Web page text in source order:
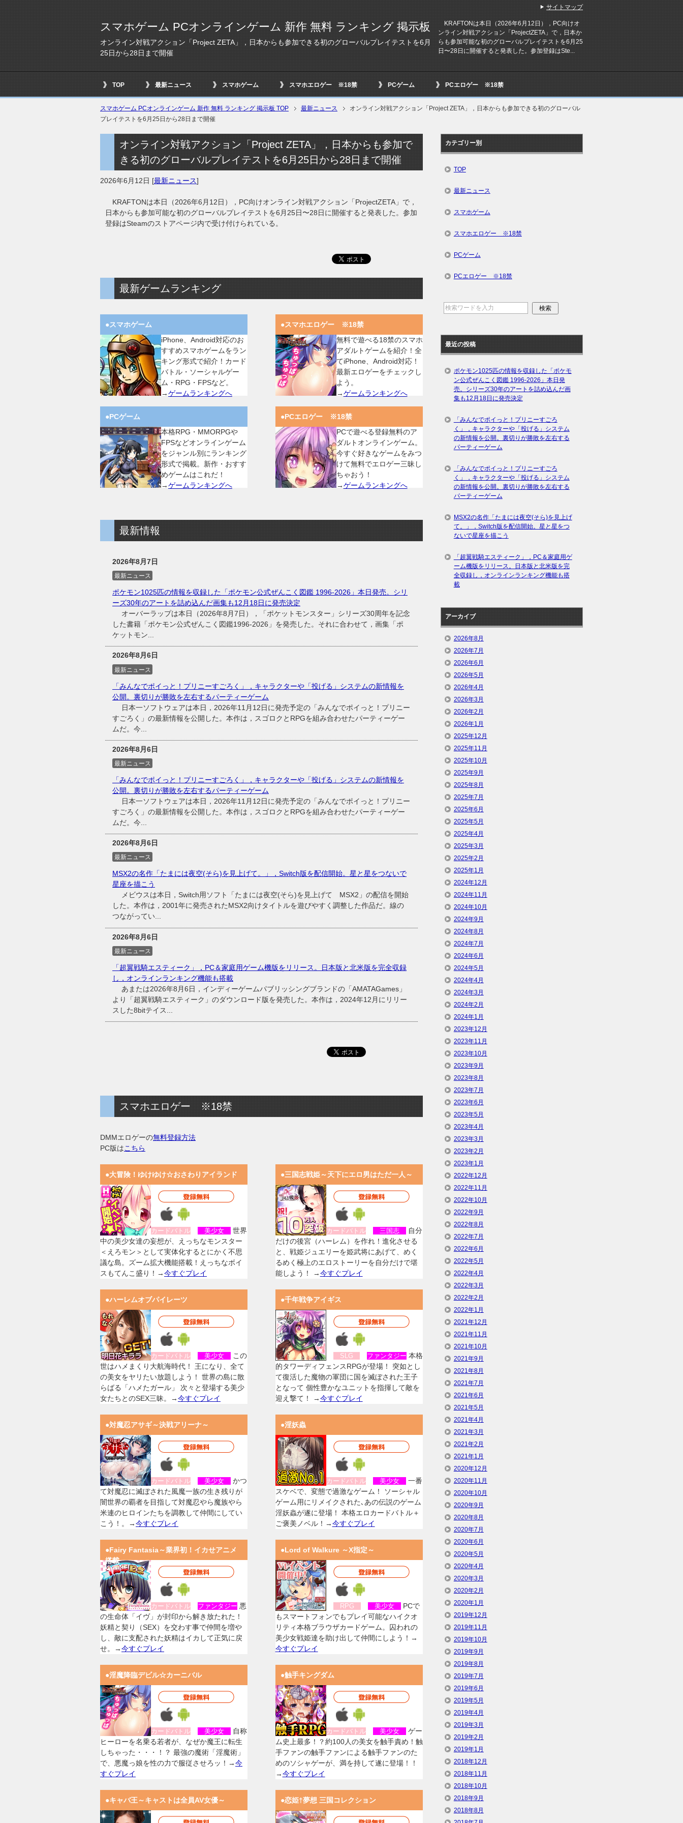
スマホゲーム PCオンラインゲーム 新作 無料 ランキング 掲示板
オンライン対戦アクション「Project ZETA」，日本からも参加できる初のグローバルプレイテストを6月
25日から28日まで開催
KRAFTONは本日（2026年6月12日），PC向けオ
ンライン対戦アクション「ProjectZETA」で，日本か
らも参加可能な初のグローバルプレイテストを6月25
日〜28日に開催すると発表した。参加登録はSte...
TOP 最新ニュース スマホゲーム スマホエロゲー ※18禁 PCゲーム PCエロゲー ※18禁
スマホゲーム PCオンラインゲーム 新作 無料 ランキング 掲示板 TOP 最新ニュース
オンライン対戦アクション「Project ZETA」，日本からも参加できる初のグローバル
プレイテストを6月25日から28日まで開催
オンライン対戦アクション「Project ZETA」，日本からも参加で
きる初のグローバルプレイテストを6月25日から28日まで開催
2026年6月12日 [最新ニュース]
KRAFTONは本日（2026年6月12日），PC向けオンライン対戦アクション「ProjectZETA」で，
日本からも参加可能な初のグローバルプレイテストを6月25日〜28日に開催すると発表した。参加
登録はSteamのストアページ内で受け付けられている。
最新ゲームランキング
●スマホゲーム
iPhone、Android対応のお
すすめスマホゲームをラン
キング形式で紹介！カード
バトル・ソーシャルゲー
ム・RPG・FPSなど。
→ゲームランキングへ
●スマホエロゲー ※18禁
無料で遊べる18禁のスマホ
アダルトゲームを紹介！全
てiPhone、Android対応！
最新エロゲーをチェックし
よう。
→ゲームランキングへ
●PCゲーム
本格RPG・MMORPGや
FPSなどオンラインゲーム
をジャンル別にランキング
形式で掲載。新作・おすす
めゲームはこれだ！
→ゲームランキングへ
●PCエロゲー ※18禁
PCで遊べる登録無料のア
ダルトオンラインゲーム。
今すぐ好きなゲームをみつ
けて無料でエロゲー三昧し
ちゃおう！
→ゲームランキングへ
最新情報
2026年8月7日
最新ニュース
ポケモン1025匹の情報を収録した「ポケモン公式ぜんこく図鑑 1996-2026」本日発売。シリ
ーズ30年のアートを詰め込んだ画集も12月18日に発売決定
オーバーラップは本日（2026年8月7日），「ポケットモンスター」シリーズ30周年を記念
した書籍「ポケモン公式ぜんこく図鑑1996-2026」を発売した。それに合わせて，画集「ポ
ケットモン...
2026年8月6日
最新ニュース
「みんなでポイっと！プリニーすごろく」，キャラクターや「投げる」システムの新情報を
公開。裏切りが勝敗を左右するパーティーゲーム
日本一ソフトウェアは本日，2026年11月12日に発売予定の「みんなでポイっと！プリニー
すごろく」の最新情報を公開した。本作は，スゴロクとRPGを組み合わせたパーティーゲー
ムだ。今...
2026年8月6日
最新ニュース
「みんなでポイっと！プリニーすごろく」，キャラクターや「投げる」システムの新情報を
公開。裏切りが勝敗を左右するパーティーゲーム
日本一ソフトウェアは本日，2026年11月12日に発売予定の「みんなでポイっと！プリニー
すごろく」の最新情報を公開した。本作は，スゴロクとRPGを組み合わせたパーティーゲー
ムだ。今...
2026年8月6日
最新ニュース
MSX2の名作「たまには夜空(そら)を見上げて。」，Switch版を配信開始。星と星をつないで
星座を描こう
メビウスは本日，Switch用ソフト「たまには夜空(そら)を見上げて MSX2」の配信を開始
した。本作は，2001年に発売されたMSX2向けタイトルを遊びやすく調整した作品だ。線の
つながってい...
2026年8月6日
最新ニュース
「超翼戦騎エスティーク」，PC＆家庭用ゲーム機版をリリース。日本版と北米版を完全収録
し，オンラインランキング機能も搭載
あまたは2026年8月6日，インディーゲームパブリッシングブランドの「AMATAGames」
より「超翼戦騎エスティーク」のダウンロード版を発売した。本作は，2024年12月にリリー
スした8bitテイス...
スマホエロゲー ※18禁
DMMエロゲーの無料登録方法
PC版はこちら
●大冒険！ゆけゆけ☆おさわりアイランド
カードバトル 美少女
世界
中の美少女達の妄想が、えっちなモンスター
＜えろモン＞として実体化するとにかく不思
議な島。ズーム拡大機能搭載！えっちなボイ
スもてんこ盛り！→今すぐプレイ
●三国志戦姫～天下にエロ男はただ一人～
カードバトル 三国志
自分
だけの後宮（ハーレム）を作れ！進化させる
と、戦姫ジュエリーを姫武将にあげて、めく
るめく極上のエロストーリーを自分だけで堪
能しよう！ →今すぐプレイ
●ハーレムオブパイレーツ
カードバトル 美少女
この
世はハメまくり大航海時代！ 王になり、全て
の美女をヤリたい放題しよう！ 世界の島に散
らばる「ハメたガール」 次々と登場する美少
女たちとのSEX三昧。→今すぐプレイ
●千年戦争アイギス
SLG ファンタジー 本格
的タワーディフェンスRPGが登場！ 突如とし
て復活した魔物の軍団に国を滅ぼされた王子
となって 個性豊かなユニットを指揮して敵を
迎え撃て！ →今すぐプレイ
●対魔忍アサギ～決戦アリーナ～
カードバトル 美少女
かつ
て対魔忍に滅ぼされた風魔一族の生き残りが
闇世界の覇者を目指して対魔忍やら魔族やら
米連のヒロインたちを調教して仲間にしてい
こう！。→今すぐプレイ
●淫妖蟲
カードバトル 美少女
一番
スケベで、変態で過激なゲーム！ ソーシャル
ゲーム用にリメイクされた､あの伝説のゲーム
淫妖蟲が遂に登場！ 本格エロカードバトル＋
ご褒美ノベル！→今すぐプレイ
●Fairy Fantasia～業界初！イカせアニメ
搭載
カードバトル ファンタジー 悪
の生命体「イヴ」が封印から解き放たれた！
妖精と契り（SEX）を交わす事で仲間を増や
し、敵に支配された妖精はイカして正気に戻
せ。→今すぐプレイ
●Lord of Walkure ～X指定～
RPG 美少女
PCで
もスマートフォンでもプレイ可能なハイクオ
リティ本格ブラウザカードゲーム。囚われの
美少女戦姫達を助け出して仲間にしよう！→
今すぐプレイ
●淫魔降臨デビル☆カーニバル
カードバトル 美少女
自称
ヒーローを名乗る若者が、なぜか魔王に転生
しちゃった・・・！？ 最強の魔術「淫魔術」
で、悪魔っ娘を性の力で服従させろッ！→今
すぐプレイ
●触手キングダム
カードバトル 美少女
ゲー
ム史上最多！？約100人の美女を触手責め！触
手ファンの触手ファンによる触手ファンのた
めのソシャゲーが、満を持して遂に登場！！
→今すぐプレイ
●キャバ王～キャストは全員AV女優～ ●恋姫†夢想 三国コレクション
カテゴリー別
TOP
最新ニュース
スマホゲーム
スマホエロゲー ※18禁
PCゲーム
PCエロゲー ※18禁
最近の投稿
ポケモン1025匹の情報を収録した「ポケモ
ン公式ぜんこく図鑑 1996-2026」本日発
売。シリーズ30年のアートを詰め込んだ画
集も12月18日に発売決定
「みんなでポイっと！プリニーすごろ
く」，キャラクターや「投げる」システム
の新情報を公開。裏切りが勝敗を左右する
パーティーゲーム
「みんなでポイっと！プリニーすごろ
く」，キャラクターや「投げる」システム
の新情報を公開。裏切りが勝敗を左右する
パーティーゲーム
MSX2の名作「たまには夜空(そら)を見上げ
て。」，Switch版を配信開始。星と星をつ
ないで星座を描こう
「超翼戦騎エスティーク」，PC＆家庭用ゲ
ーム機版をリリース。日本版と北米版を完
全収録し，オンラインランキング機能も搭
載
アーカイブ
2026年8月
2026年7月
2026年6月
2026年5月
2026年4月
2026年3月
2026年2月
2026年1月
2025年12月
2025年11月
2025年10月
2025年9月
2025年8月
2025年7月
2025年6月
2025年5月
2025年4月
2025年3月
2025年2月
2025年1月
2024年12月
2024年11月
2024年10月
2024年9月
2024年8月
2024年7月
2024年6月
2024年5月
2024年4月
2024年3月
2024年2月
2024年1月
2023年12月
2023年11月
2023年10月
2023年9月
2023年8月
2023年7月
2023年6月
2023年5月
2023年4月
2023年3月
2023年2月
2023年1月
2022年12月
2022年11月
2022年10月
2022年9月
2022年8月
2022年7月
2022年6月
2022年5月
2022年4月
2022年3月
2022年2月
2022年1月
2021年12月
2021年11月
2021年10月
2021年9月
2021年8月
2021年7月
2021年6月
2021年5月
2021年4月
2021年3月
2021年2月
2021年1月
2020年12月
2020年11月
2020年10月
2020年9月
2020年8月
2020年7月
2020年6月
2020年5月
2020年4月
2020年3月
2020年2月
2020年1月
2019年12月
2019年11月
2019年10月
2019年9月
2019年8月
2019年7月
2019年6月
2019年5月
2019年4月
2019年3月
2019年2月
2019年1月
2018年12月
2018年11月
2018年10月
2018年9月
2018年8月
サイトマップ